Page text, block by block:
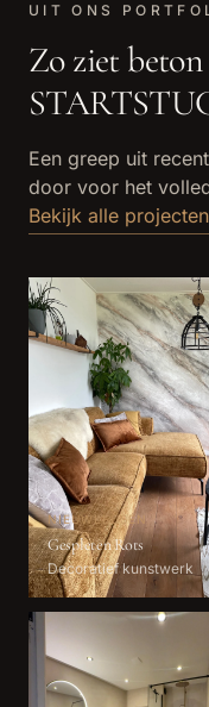
UIT ONS
Zo ziet
Een greep uit
door voor het
Bekijk alle projecten
NIEUWLEUSEN
Gespleten Rots
Decoratief kunstwerk